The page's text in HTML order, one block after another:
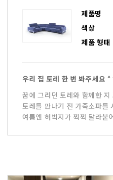
제품명
색상
제품 형태
우리 집 토레 한 번 봐주세요 ^
꿈에 그리던 토레와 함께한
토레를 만나기 전 가죽소파를
여름엔 허벅지가 쩍쩍 달라붙